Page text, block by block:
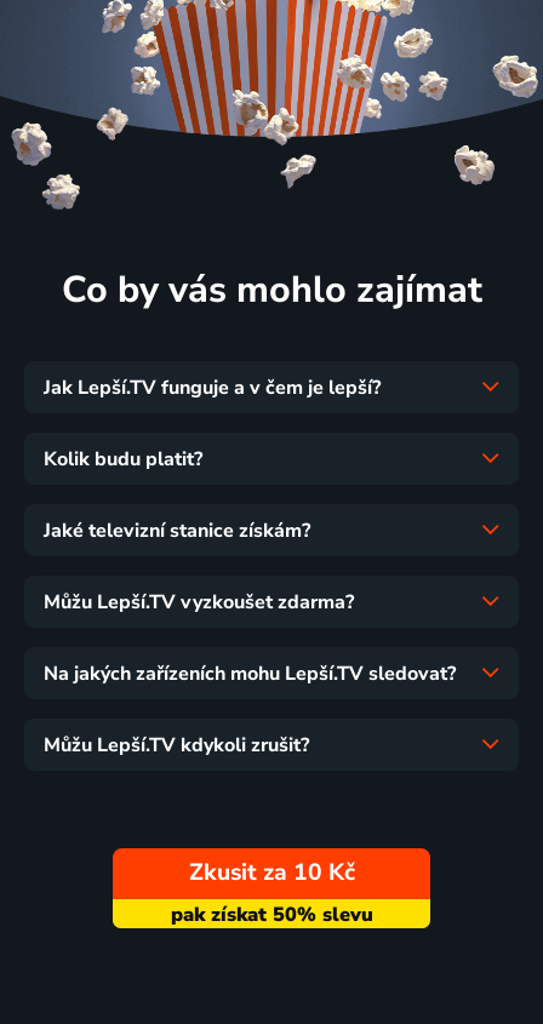
Co by vás mohlo zajímat
Jak Lepší.TV funguje a v čem je lepší?
Kolik budu platit?
Jaké televizní stanice získám?
Můžu Lepší.TV vyzkoušet zdarma?
Na jakých zařízeních mohu Lepší.TV sledovat?
Můžu Lepší.TV kdykoli zrušit?
Zkusit za 10 Kč